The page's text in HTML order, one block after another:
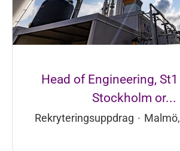
Head of Engineering,
Stockholm or...
Rekryteringsuppdrag ·